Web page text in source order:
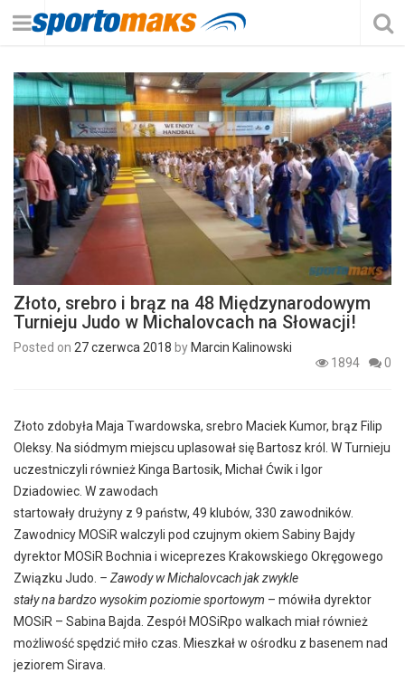
Złoto, srebro i brąz na 48 Międzynarodowym
Turnieju Judo w Michalovcach na Słowacji!
Posted on 27 czerwca 2018 by Marcin Kalinowski
1894
0
Złoto zdobyła Maja Twardowska, srebro Maciek Kumor, brąz Filip
Oleksy. Na siódmym miejscu uplasował się Bartosz król. W Turnieju
uczestniczyli również Kinga Bartosik, Michał Ćwik i Igor
Dziadowiec. W zawodach
startowały drużyny z 9 państw, 49 klubów, 330 zawodników.
Zawodnicy MOSiR walczyli pod czujnym okiem Sabiny Bajdy
dyrektor MOSiR Bochnia i wiceprezes Krakowskiego Okręgowego
Związku Judo. – Zawody w Michalovcach jak zwykle
stały na bardzo wysokim poziomie sportowym – mówiła dyrektor
MOSiR – Sabina Bajda. Zespół MOSiRpo walkach miał również
możliwość spędzić miło czas. Mieszkał w ośrodku z basenem nad
jeziorem Sirava.